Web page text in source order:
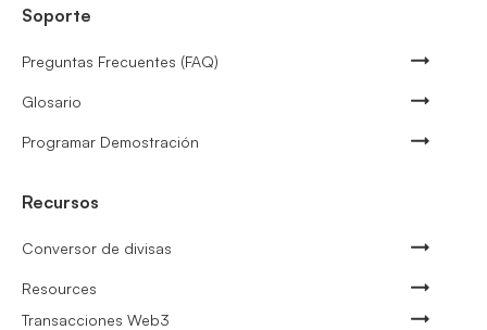
Soporte
Preguntas Frecuentes (FAQ)
Glosario
Programar Demostración
Recursos
Conversor de divisas
Resources
Transacciones Web3